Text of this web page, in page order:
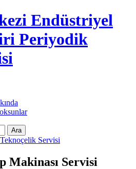
Endüstriyel
Periyodik
Teknoçelik Servisi
Makinası Servisi